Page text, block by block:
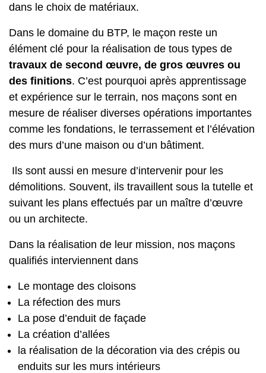
dans le choix de matériaux.
Dans le domaine du BTP, le maçon reste un
élément clé pour la réalisation de tous types de
travaux de second œuvre, de gros œuvres ou
des finitions. C’est pourquoi après apprentissage
et expérience sur le terrain, nos maçons sont en
mesure de réaliser diverses opérations importantes
comme les fondations, le terrassement et l’élévation
des murs d’une maison ou d’un bâtiment.
Ils sont aussi en mesure d’intervenir pour les
démolitions. Souvent, ils travaillent sous la tutelle et
suivant les plans effectués par un maître d’œuvre
ou un architecte.
Dans la réalisation de leur mission, nos maçons
qualifiés interviennent dans
Le montage des cloisons
La réfection des murs
La pose d’enduit de façade
La création d’allées
la réalisation de la décoration via des crépis ou
enduits sur les murs intérieurs